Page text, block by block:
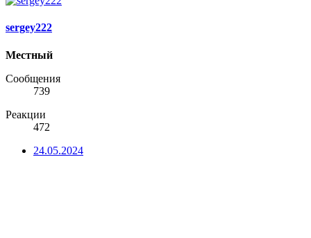
sergey222
Местный
Сообщения
739
Реакции
472
24.05.2024